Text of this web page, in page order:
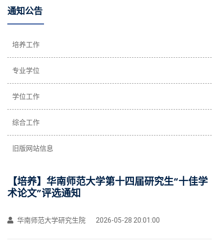
通知公告
培养工作
专业学位
学位工作
综合工作
旧版网站信息
【培养】华南师范大学第十四届研究生“十佳学
术论文”评选通知
华南师范大学研究生院 2026-05-28 20:01:00